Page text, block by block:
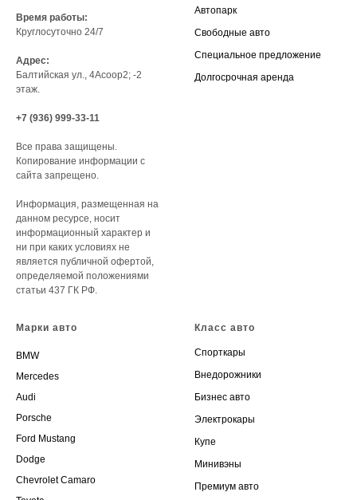
Время работы:
Круглосуточно 24/7
Адрес:
Балтийская ул., 4Асоор2; -2
этаж.
+7 (936) 999-33-11
Все права защищены.
Копирование информации с
сайта запрещено.
Информация, размещенная на
данном ресурсе, носит
информационный характер и
ни при каких условиях не
является публичной офертой,
определяемой положениями
статьи 437 ГК РФ.
Автопарк
Свободные авто
Специальное предложение
Долгосрочная аренда
Марки авто
BMW
Mercedes
Audi
Porsche
Ford Mustang
Dodge
Chevrolet Camaro
Класс авто
Спорткары
Внедорожники
Бизнес авто
Электрокары
Купе
Минивэны
Премиум авто